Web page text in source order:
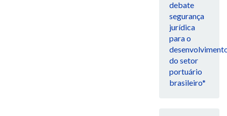
debate
segurança
jurídica
para o
do setor
portuário
brasileiro*